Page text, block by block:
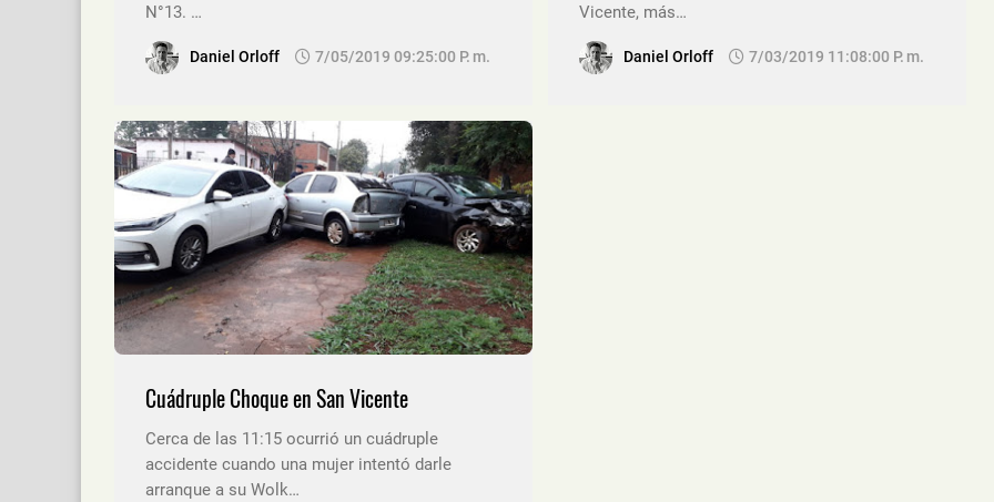
N°13. …
Daniel Orloff 7/05/2019 09:25:00 P. M.
Vicente, más…
Daniel Orloff 7/03/2019 11:08:00 P. M.
Cuádruple Choque en San Vicente
Cerca de las 11:15 ocurrió un cuádruple
accidente cuando una mujer intentó darle
arranque a su Wolk…